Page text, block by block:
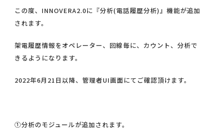
この度、INNOVERA2.0に『分析(電話履歴分析)』機能が追加
されます。
架電履歴情報をオペレーター、回線毎に、カウント、分析で
きるようになります。
2022年6月21日以降、管理者UI画面にてご確認頂けます。
①分析のモジュールが追加されます。